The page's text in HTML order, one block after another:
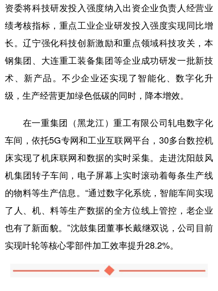
资委将科技研发投入强度纳入出资企业负责人经营业
绩考核指标，重点工业企业研发投入强度实现同比增
长。辽宁强化科技创新激励和重点领域科技攻关，本
钢集团、大连重工装备集团等企业成功研发一批新技
术、新产品。不少企业还实现了智能化、数字化升
级，生产经营更加绿色低碳的同时，降本增效。
在一重集团（黑龙江）重工有限公司轧电数字化
车间，依托5G专网和工业互联网平台，30多台数控机
床实现了机床联网和数据的实时采集。走进沈阳鼓风
机集团转子车间，电子屏幕上实时滚动着每条生产线
的物料等生产信息。“通过数字化系统，智能车间实现
了人、机、料等生产数据的全方位线上管控，老企业
也有了新面貌。”沈鼓集团董事长戴继双说，公司目前
实现叶轮等核心零部件加工效率提升28.2%。